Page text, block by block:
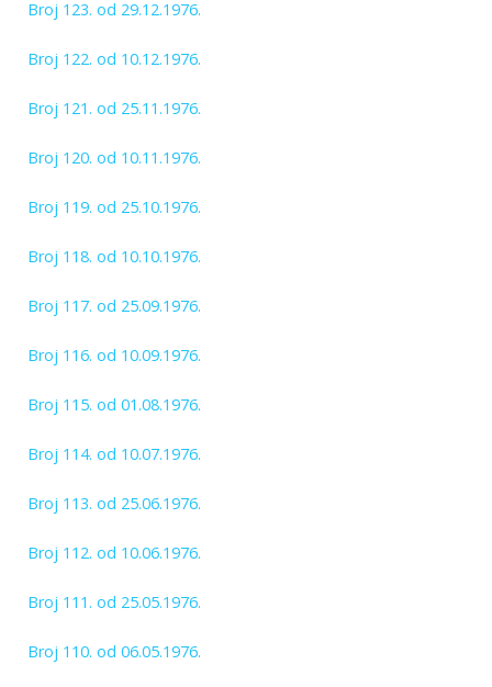
Broj 123. od 29.12.1976.
Broj 122. od 10.12.1976.
Broj 121. od 25.11.1976.
Broj 120. od 10.11.1976.
Broj 119. od 25.10.1976.
Broj 118. od 10.10.1976.
Broj 117. od 25.09.1976.
Broj 116. od 10.09.1976.
Broj 115. od 01.08.1976.
Broj 114. od 10.07.1976.
Broj 113. od 25.06.1976.
Broj 112. od 10.06.1976.
Broj 111. od 25.05.1976.
Broj 110. od 06.05.1976.